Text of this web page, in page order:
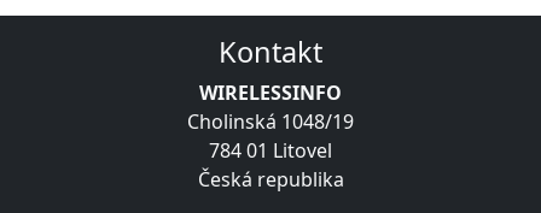
Kontakt
WIRELESSINFO
Cholinská 1048/19
784 01 Litovel
Česká republika